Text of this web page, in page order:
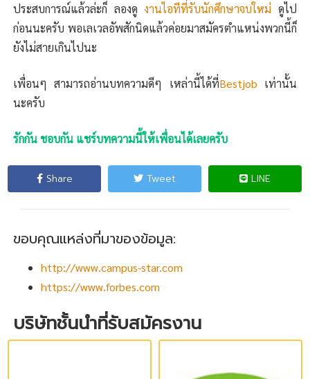
ประสบการณ์แล้วล่ะก็ ลองดูงานไอทีที่รับนักศึกษาจบใหม่ ดูไป
ก่อนนะครับ พอเลเวลอัพสักนิดแล้วค่อยมาสมัครตำแหน่งพวกนี้ก็
ยังไม่สายเกินไปนะ
เพื่อนๆ สามารถอ่านบทความดีๆ เหล่านี้ได้ที่Bestjob เท่านั้น
นะครับ
รักกัน ชอบกัน แชร์บทความนี้ให้เพื่อนได้เลยครับ
Share Tweet LINE
ขอบคุณแหล่งที่มาของข้อมูล:
http://www.campus-star.com
https://www.forbes.com
บริษัทชั้นนำที่รับสมัครงาน